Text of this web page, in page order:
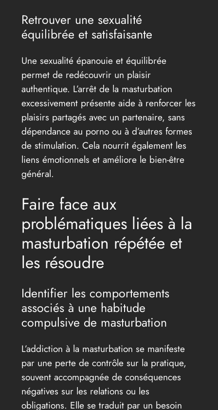
Retrouver une sexualité
équilibrée et satisfaisante
Une sexualité épanouie et équilibrée
permet de redécouvrir un plaisir
authentique. L’arrêt de la masturbation
excessivement présente aide à renforcer les
plaisirs partagés avec un partenaire, sans
dépendance au porno ou à d’autres formes
de stimulation. Cela nourrit également les
liens émotionnels et améliore le bien-être
général.
Faire face aux
problématiques liées à la
masturbation répétée et
les résoudre
Identifier les comportements
associés à une habitude
compulsive de masturbation
L’addiction à la masturbation se manifeste
par une perte de contrôle sur la pratique,
souvent accompagnée de conséquences
négatives sur les relations ou les
obligations. Elle se traduit par un besoin